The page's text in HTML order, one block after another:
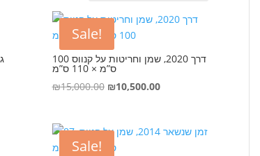
Sale!
דרך 2020, שמן וחריטות על קנווס 100
ס”מ × 110 ס”מ
₪15,000.00 Original
₪15,000.00.
₪10,500.00Current
₪10,500.00.
Sale!